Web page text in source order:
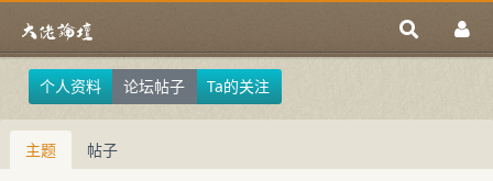
个人资料 论坛帖子 Ta的关注
主题 帖子